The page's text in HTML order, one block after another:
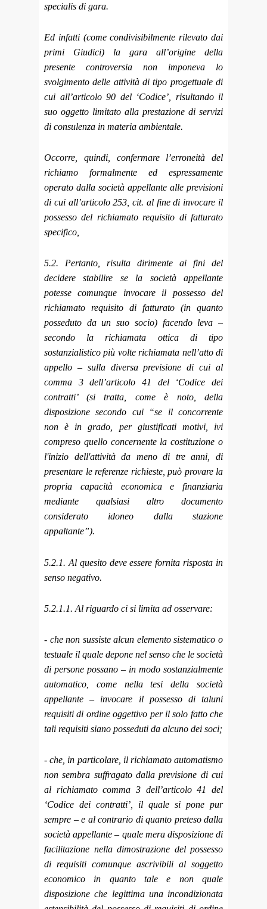
specialis di gara.
Ed infatti (come condivisibilmente rilevato dai
primi Giudici) la gara all’origine della
presente controversia non imponeva lo
svolgimento delle attività di tipo progettuale di
cui all’articolo 90 del ‘Codice’, risultando il
suo oggetto limitato alla prestazione di servizi
di consulenza in materia ambientale.
Occorre, quindi, confermare l’erroneità del
richiamo formalmente ed espressamente
operato dalla società appellante alle previsioni
di cui all’articolo 253, cit. al fine di invocare il
possesso del richiamato requisito di fatturato
specifico,
5.2. Pertanto, risulta dirimente ai fini del
decidere stabilire se la società appellante
potesse comunque invocare il possesso del
richiamato requisito di fatturato (in quanto
posseduto da un suo socio) facendo leva –
secondo la richiamata ottica di tipo
sostanzialistico più volte richiamata nell’atto di
appello – sulla diversa previsione di cui al
comma 3 dell’articolo 41 del ‘Codice dei
contratti’ (si tratta, come è noto, della
disposizione secondo cui “se il concorrente
non è in grado, per giustificati motivi, ivi
compreso quello concernente la costituzione o
l'inizio dell'attività da meno di tre anni, di
presentare le referenze richieste, può provare la
propria capacità economica e finanziaria
mediante qualsiasi altro documento
considerato idoneo dalla stazione
appaltante”).
5.2.1. Al quesito deve essere fornita risposta in
senso negativo.
5.2.1.1. Al riguardo ci si limita ad osservare:
- che non sussiste alcun elemento sistematico o
testuale il quale depone nel senso che le società
di persone possano – in modo sostanzialmente
automatico, come nella tesi della società
appellante – invocare il possesso di taluni
requisiti di ordine oggettivo per il solo fatto che
tali requisiti siano posseduti da alcuno dei soci;
- che, in particolare, il richiamato automatismo
non sembra suffragato dalla previsione di cui
al richiamato comma 3 dell’articolo 41 del
‘Codice dei contratti’, il quale si pone pur
sempre – e al contrario di quanto preteso dalla
società appellante – quale mera disposizione di
facilitazione nella dimostrazione del possesso
di requisiti comunque ascrivibili al soggetto
economico in quanto tale e non quale
disposizione che legittima una incondizionata